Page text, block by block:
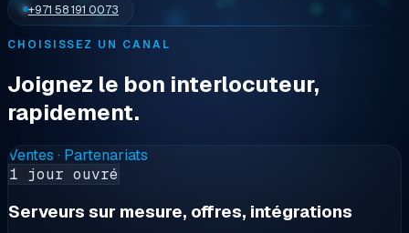
+971 58 191 0073
CHOISISSEZ UN CANAL
Joignez le bon interlocuteur,
rapidement.
Ventes · Partenariats
1 jour ouvré
Serveurs sur mesure, offres, intégrations